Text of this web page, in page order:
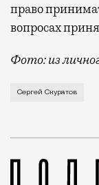
право
вопросах
Фото: из
Даже лучшие
Сергей Скуратов